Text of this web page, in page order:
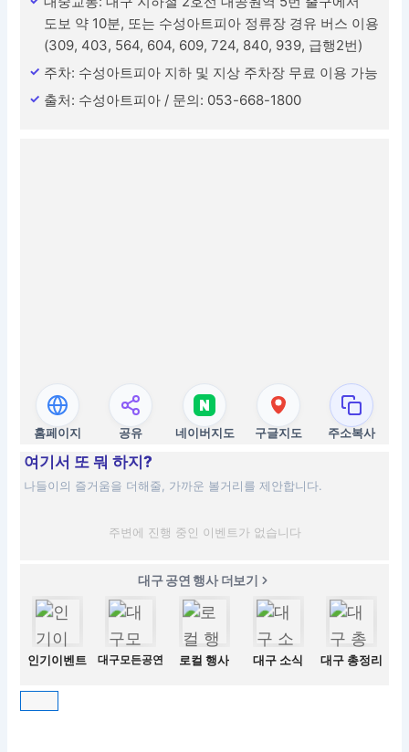
도보 약 10분, 또는 수성아트피아 정류장 경유 버스 이용
(309, 403, 564, 604, 609, 724, 840, 939, 급행2번)
주차: 수성아트피아 지하 및 지상 주차장 무료 이용 가능
출처: 수성아트피아 / 문의: 053-668-1800
홈페이지 공유 네이버지도 구글지도 주소복사
여기서 또 뭐 하지?
나들이의 즐거움을 더해줄, 가까운 볼거리를 제안합니다.
주변에 진행 중인 이벤트가 없습니다
대구 공연 행사 더보기
인기이벤트 대구모든공연 로컬 행사 대구 소식 대구 총정리